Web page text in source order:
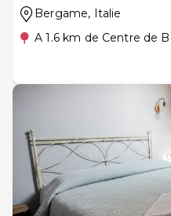
Bergame, Italie
A 1.6 km de Centre de